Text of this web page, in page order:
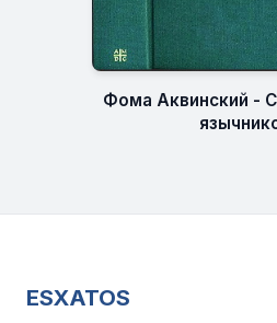
Фома Аквинский -
ESXATOS